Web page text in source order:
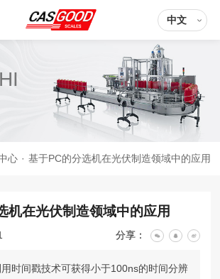
中文
心 · 基于PC的分选机在光伏制造领域中的应用
机在光伏制造领域中的应用
分享：
时间戳技术可获得小于100ns的时间分辨